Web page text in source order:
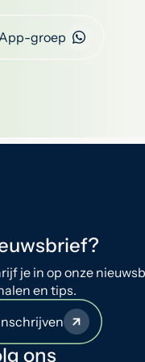
groep
je in op onze
en tips.
ons